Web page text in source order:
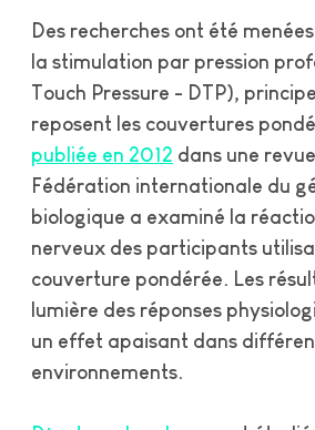
Des recherches ont été
la stimulation par pression
Touch Pressure - DTP),
reposent les couvertures
publiée en 2012 dans une
Fédération internationale du
biologique a examiné la
nerveux des participants
couverture pondérée. Les
lumière des réponses
un effet apaisant dans
environnements.